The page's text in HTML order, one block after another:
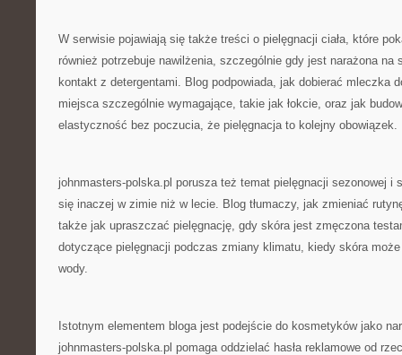
W serwisie pojawiają się także treści o pielęgnacji ciała, które
również potrzebuje nawilżenia, szczególnie gdy jest narażona na
kontakt z detergentami. Blog podpowiada, jak dobierać mleczka
miejsca szczególnie wymagające, takie jak łokcie, oraz jak
elastyczność bez poczucia, że pielęgnacja to kolejny obowiązek.
johnmasters-polska.pl porusza też temat pielęgnacji sezonowej i
się inaczej w zimie niż w lecie. Blog tłumaczy, jak zmieniać
także jak upraszczać pielęgnację, gdy skóra jest zmęczona
dotyczące pielęgnacji podczas zmiany klimatu, kiedy skóra może
wody.
Istotnym elementem bloga jest podejście do kosmetyków jako
johnmasters-polska.pl pomaga oddzielać hasła reklamowe od